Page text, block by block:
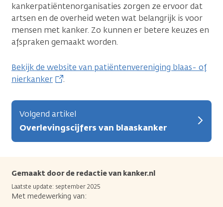
kankerpatiëntenorganisaties zorgen ze ervoor dat
artsen en de overheid weten wat belangrijk is voor
mensen met kanker. Zo kunnen er betere keuzes en
afspraken gemaakt worden.
Bekijk de website van patiëntenvereniging blaas- of
nierkanker
.
Volgend artikel
Overlevingscijfers van blaaskanker
Gemaakt door de redactie van kanker.nl
Laatste update: september 2025
Met medewerking van: